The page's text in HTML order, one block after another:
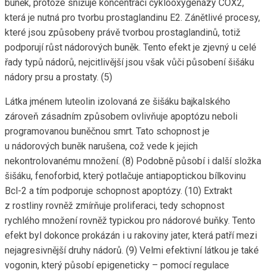
buněk, protože snižuje koncentraci cyklooxygenázy COX2,
která je nutná pro tvorbu prostaglandinu E2. Zánětlivé procesy,
které jsou způsobeny právě tvorbou prostaglandinů, totiž
podporují růst nádorových buněk. Tento efekt je zjevný u celé
řady typů nádorů, nejcitlivější jsou však vůči působení šišáku
nádory prsu a prostaty. (5)
Látka jménem luteolin izolovaná ze šišáku bajkalského
zároveň zásadním způsobem ovlivňuje apoptózu neboli
programovanou buněčnou smrt. Tato schopnost je
u nádorových buněk narušena, což vede k jejich
nekontrolovanému množení. (8) Podobně působí i další složka
šišáku, fenoforbid, který potlačuje antiapoptickou bílkovinu
Bcl-2 a tím podporuje schopnost apoptózy. (10) Extrakt
z rostliny rovněž zmírňuje proliferaci, tedy schopnost
rychlého množení rovněž typickou pro nádorové buňky. Tento
efekt byl dokonce prokázán i u rakoviny jater, která patří mezi
nejagresivnější druhy nádorů. (9) Velmi efektivní látkou je také
vogonin, který působí epigeneticky – pomocí regulace